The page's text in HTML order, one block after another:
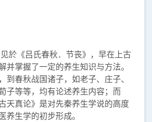
於《吕氏春秋．节丧》，早在上古
并掌握了一定的养生知识与方法。
到春秋战国诸子，如老子、庄子、
子等等，均有论述养生内容；而
天真论》是对先秦养生学说的高度
养生学的初步形成。